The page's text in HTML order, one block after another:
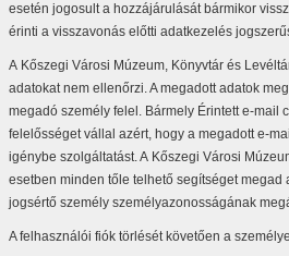
esetén jogosult a hozzájárulását bármikor
érinti a visszavonás előtti adatkezelés
A Kőszegi Városi Múzeum, Könyvtár és
adatokat nem ellenőrzi. A megadott adatok
megadó személy felel. Bármely Érintett e-mail
felelősséget vállal azért, hogy a megadott e-
igénybe szolgáltatást. A Kőszegi Városi
esetben minden tőle telhető segítséget megad
jogsértő személy személyazonosságának
A felhasználói fiók törlését követően a